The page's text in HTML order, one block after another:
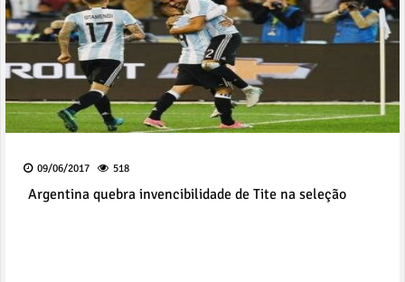
09/06/2017 518
Argentina quebra invencibilidade de Tite na seleção